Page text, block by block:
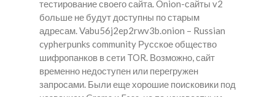
тестирование своего сайта. Onion-сайты v2
больше не будут доступны по старым
адресам. Vabu56j2ep2rwv3b.onion – Russian
cypherpunks community Русское общество
шифропанков в сети TOR. Возможно, сайт
временно недоступен или перегружен
запросами. Были еще хорошие поисковики под